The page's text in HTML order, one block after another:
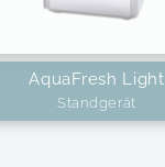
AquaFresh Light
Standgerät